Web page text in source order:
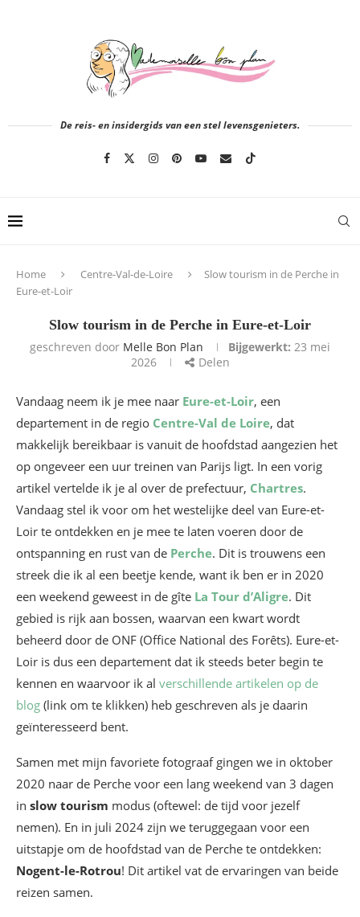
De reis- en insidergids van een stel levensgenieters.
Home Centre-Val-de-Loire
Slow tourism in de Perche in
Eure-et-Loir
Slow tourism in de Perche in Eure-et-Loir
geschreven door Melle Bon Plan Bijgewerkt: 23 mei
2026
Delen
Vandaag neem ik je mee naar Eure-et-Loir, een
departement in de regio Centre-Val de Loire, dat
makkelijk bereikbaar is vanuit de hoofdstad aangezien het
op ongeveer een uur treinen van Parijs ligt. In een vorig
artikel vertelde ik je al over de prefectuur, Chartres.
Vandaag stel ik voor om het westelijke deel van Eure-et-
Loir te ontdekken en je mee te laten voeren door de
ontspanning en rust van de Perche. Dit is trouwens een
streek die ik al een beetje kende, want ik ben er in 2020
een weekend geweest in de gîte La Tour d’Aligre. Dit
gebied is rijk aan bossen, waarvan een kwart wordt
beheerd door de ONF (Office National des Forêts). Eure-et-
Loir is dus een departement dat ik steeds beter begin te
kennen en waarvoor ik al verschillende artikelen op de
blog (link om te klikken) heb geschreven als je daarin
geïnteresseerd bent.
Samen met mijn favoriete fotograaf gingen we in oktober
2020 naar de Perche voor een lang weekend van 3 dagen
in slow tourism modus (oftewel: de tijd voor jezelf
nemen). En in juli 2024 zijn we teruggegaan voor een
uitstapje om de hoofdstad van de Perche te ontdekken:
Nogent-le-Rotrou! Dit artikel vat de ervaringen van beide
reizen samen.